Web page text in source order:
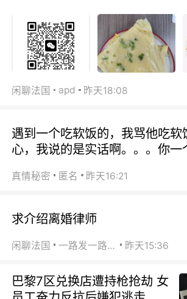
闲聊法国 apd 昨天18:08
遇到一个吃软饭的，我骂他吃软
心，我说的是实话啊。。。你一
真情秘密 匿名 昨天16:21
求介绍离婚律师
闲聊法国 一路发一路发 昨天15:36
巴黎7区兑换店遭持枪抢劫 女